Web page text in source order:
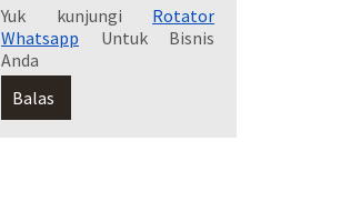
Yuk kunjungi Rotator
Whatsapp Untuk Bisnis
Anda
Balas